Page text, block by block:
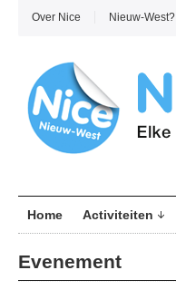
Over Nice Nieuw-West?
Home Activiteiten
Evenement